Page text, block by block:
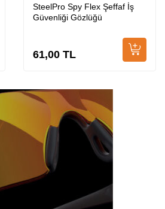
SteelPro Spy Flex Şeffaf İş
Güvenliği Gözlüğü
61,00 TL